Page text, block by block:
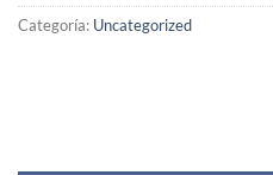
Categoría: Uncategorized